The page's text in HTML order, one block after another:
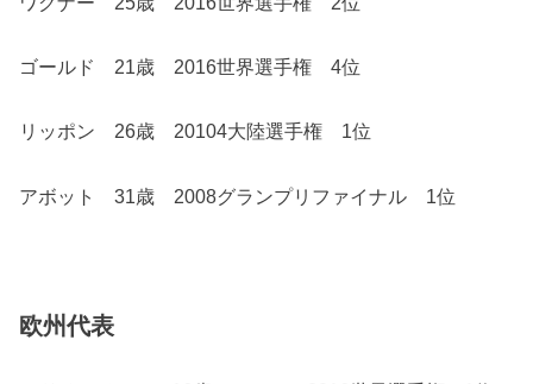
ゴールド 21歳 2016世界選手権 4位
リッポン 26歳 20104大陸選手権 1位
アボット 31歳 2008グランプリファイナル 1位
欧州代表